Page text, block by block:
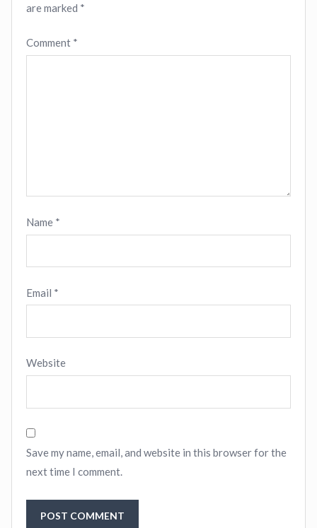
are marked *
Comment *
Name *
Email *
Website
Save my name, email, and website in this browser for the
next time I comment.